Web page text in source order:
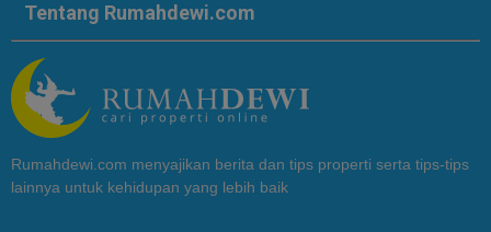
Tentang Rumahdewi.com
Rumahdewi.com menyajikan berita dan tips properti serta tips-tips
lainnya untuk kehidupan yang lebih baik